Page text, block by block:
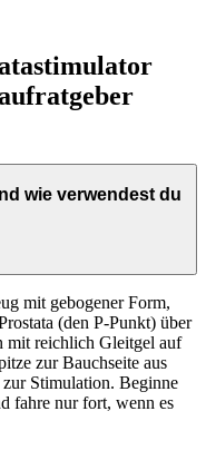
wie verwendest du
mit gebogener Form,
(den P-Punkt) über
mit reichlich Gleitgel auf
zur Bauchseite aus
Stimulation. Beginne
fahre nur fort, wenn es